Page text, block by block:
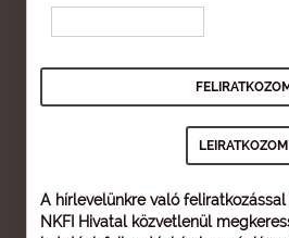
A hírlevelünkre való
NKFI Hivatal közvetlenül